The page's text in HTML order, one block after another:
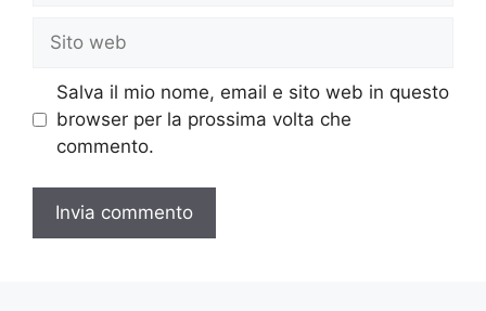
web
Salva il mio nome, email e sito web in questo
browser per la prossima volta che
commento.